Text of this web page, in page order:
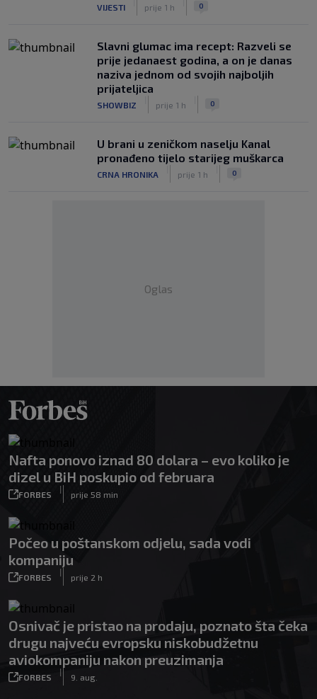
VIJESTI prije 1 h 0
Slavni glumac ima recept: Razveli se
prije jedanaest godina, a on je danas
naziva jednom od svojih najboljih
prijateljica
SHOWBIZ prije 1 h 0
U brani u zeničkom naselju Kanal
pronađeno tijelo starijeg muškarca
CRNA HRONIKA prije 1 h 0
Oglas
Nafta ponovo iznad 80 dolara – evo koliko je
dizel u BiH poskupio od februara
FORBES
|
prije 58 min
Počeo u poštanskom odjelu, sada vodi
kompaniju
FORBES
|
prije 2 h
Osnivač je pristao na prodaju, poznato šta čeka
drugu najveću evropsku niskobudžetnu
aviokompaniju nakon preuzimanja
FORBES
|
9. aug.